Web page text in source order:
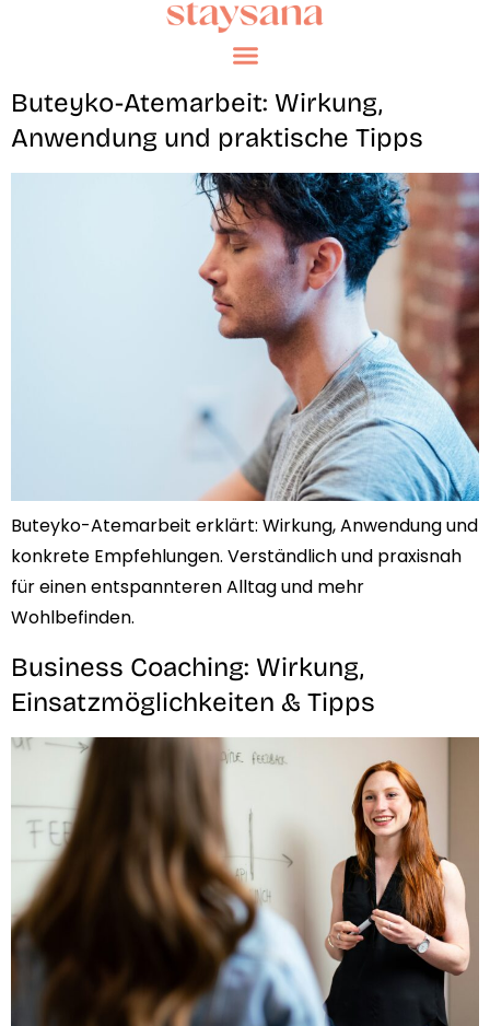
Buteyko-Atemarbeit: Wirkung,
Anwendung und praktische Tipps
Buteyko-Atemarbeit erklärt: Wirkung, Anwendung und
konkrete Empfehlungen. Verständlich und praxisnah
für einen entspannteren Alltag und mehr
Wohlbefinden.
Business Coaching: Wirkung,
Einsatzmöglichkeiten & Tipps